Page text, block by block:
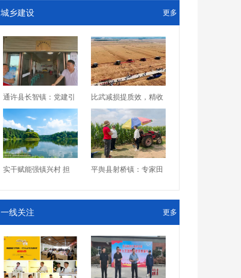
城乡建设 更多
通许县长智镇：党建引 比武减损提质效，精收
实干赋能强镇兴村 担 平舆县射桥镇：专家田
一线关注 更多